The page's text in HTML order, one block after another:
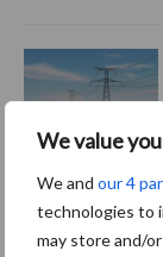
We value
We and our 4
technologies to
may store and/